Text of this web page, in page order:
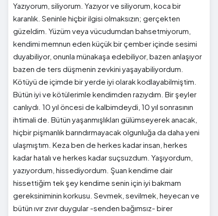
Yazıyorum, siliyorum. Yazıyor ve siliyorum, koca bir
karanlık. Seninle hiçbir ilgisi olmaksızın; gerçekten
güzeldim. Yüzüm veya vücudumdan bahsetmiyorum,
kendimi memnun eden küçük bir çember içinde sesimi
duyabiliyor, onunla münakaşa edebiliyor, bazen anlaşıyor
bazen de ters düşmenin zevkini yaşayabiliyordum.
Kötüyü de içimde bir yerde iyi olarak kodlayabilmiştim.
Bütün iyi ve kötülerimle kendimden razıydım. Bir şeyler
canlıydı. 10 yıl öncesi de kalbimdeydi, 10 yıl sonrasının
ihtimali de. Bütün yaşanmışlıkları gülümseyerek anacak,
hiçbir pişmanlık barındırmayacak olgunluğa da daha yeni
ulaşmıştım. Keza ben de herkes kadar insan, herkes
kadar hatalı ve herkes kadar suçsuzdum. Yaşıyordum,
yazıyordum, hissediyordum. Şuan kendime dair
hissettiğim tek şey kendime senin için iyi bakmam
gereksiniminin korkusu. Sevmek, sevilmek, heyecan ve
bütün ıvır zıvır duygular -senden bağımsız- birer